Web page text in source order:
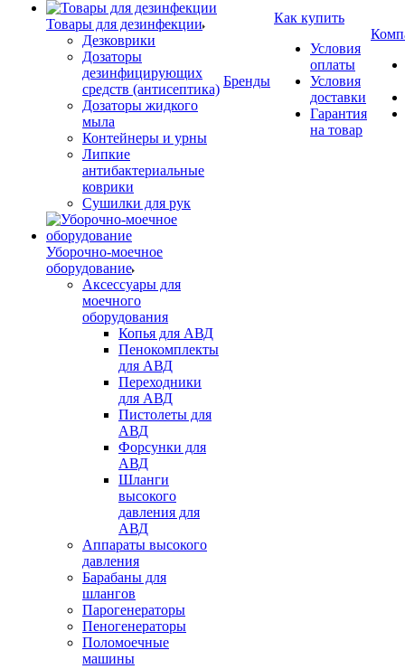
Товары для дезинфекции
Дезковрики
Дозаторы
дезинфицирующих
средств (антисептика)
Дозаторы жидкого
мыла
Контейнеры и урны
Липкие
антибактериальные
коврики
Сушилки для рук
Уборочно-моечное
оборудование
Аксессуары для
моечного
оборудования
Копья для АВД
Пенокомплекты
для АВД
Переходники
для АВД
Пистолеты для
АВД
Форсунки для
АВД
Шланги
высокого
давления для
АВД
Аппараты высокого
давления
Барабаны для
шлангов
Парогенераторы
Пеногенераторы
Поломоечные
машины
Бренды
Как купить
Условия
оплаты
Условия
доставки
Гарантия
на товар